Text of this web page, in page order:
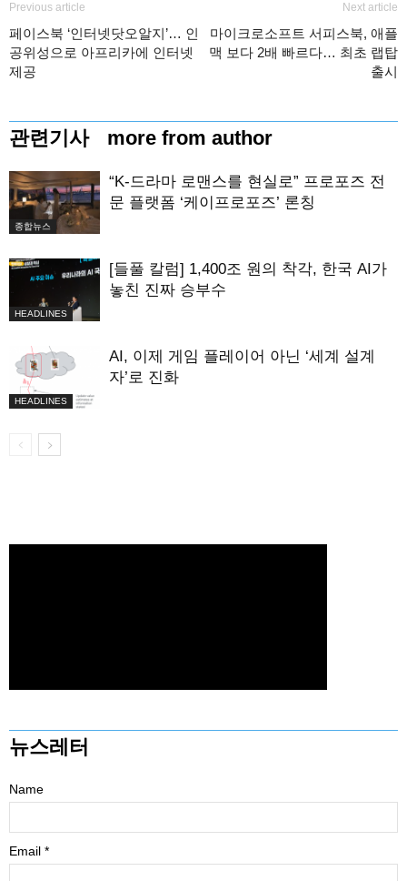
Previous article
페이스북 ‘인터넷닷오알지’… 인
공위성으로 아프리카에 인터넷
제공
Next article
마이크로소프트 서피스북, 애플
맥 보다 2배 빠르다… 최초 랩탑
출시
관련기사 more from author
종합뉴스
“K-드라마 로맨스를 현실로” 프로포즈 전
문 플랫폼 ‘케이프로포즈’ 론칭
HEADLINES
[들풀 칼럼] 1,400조 원의 착각, 한국 AI가
놓친 진짜 승부수
HEADLINES
AI, 이제 게임 플레이어 아닌 ‘세계 설계
자’로 진화
뉴스레터
Name
Email *